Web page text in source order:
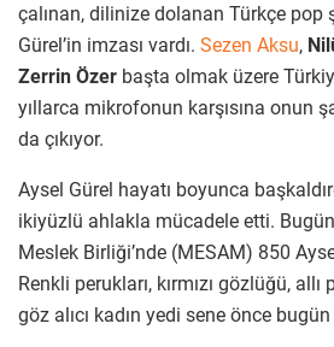
çalınan, dilinize dolanan Türkçe pop
Gürel’in imzası vardı. Sezen Aksu,
Zerrin Özer başta olmak üzere
yıllarca mikrofonun karşısına onun
da çıkıyor.
Aysel Gürel hayatı boyunca
ikiyüzlü ahlakla mücadele etti.
Meslek Birliği’nde (MESAM) 850
Renkli perukları, kırmızı gözlüğü,
göz alıcı kadın yedi sene önce bugün